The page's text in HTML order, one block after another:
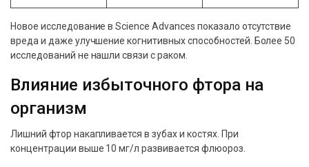
Новое исследование в Science Advances показало отсутствие
вреда и даже улучшение когнитивных способностей. Более 50
исследований не нашли связи с раком.
Влияние избыточного фтора на
организм
Лишний фтор накапливается в зубах и костях. При
концентрации выше 10 мг/л развивается флюороз.